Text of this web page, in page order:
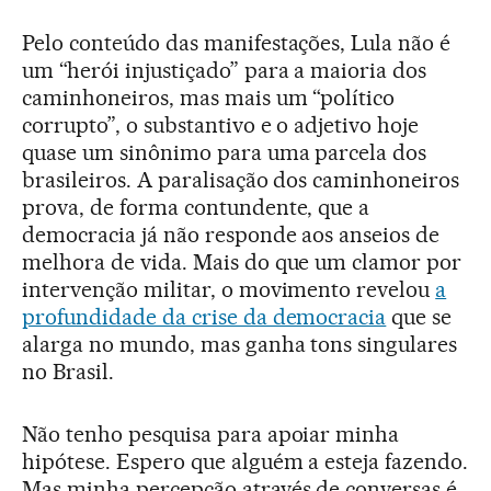
Pelo conteúdo das manifestações, Lula não é
um “herói injustiçado” para a maioria dos
caminhoneiros, mas mais um “político
corrupto”, o substantivo e o adjetivo hoje
quase um sinônimo para uma parcela dos
brasileiros. A paralisação dos caminhoneiros
prova, de forma contundente, que a
democracia já não responde aos anseios de
melhora de vida. Mais do que um clamor por
intervenção militar, o movimento revelou a
profundidade da crise da democracia que se
alarga no mundo, mas ganha tons singulares
no Brasil.
Não tenho pesquisa para apoiar minha
hipótese. Espero que alguém a esteja fazendo.